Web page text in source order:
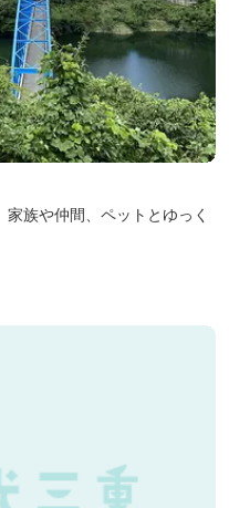
族や仲間、ペットとゆっく